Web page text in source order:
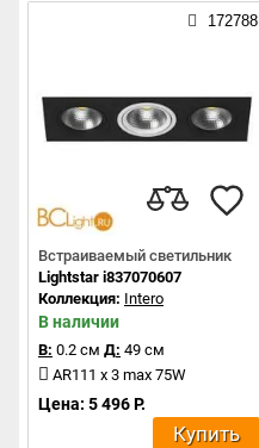
172788
Встраиваемый светильник
Lightstar i837070607
Коллекция: Intero
В наличии
В: 0.2 см Д: 49 см
AR111 x 3 max 75W
Цена: 5 496 Р.
Купить